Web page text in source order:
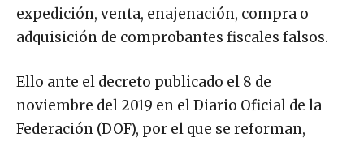
expedición, venta, enajenación, compra o
adquisición de comprobantes fiscales falsos.
Ello ante el decreto publicado el 8 de
noviembre del 2019 en el Diario Oficial de la
Federación (DOF), por el que se reforman,